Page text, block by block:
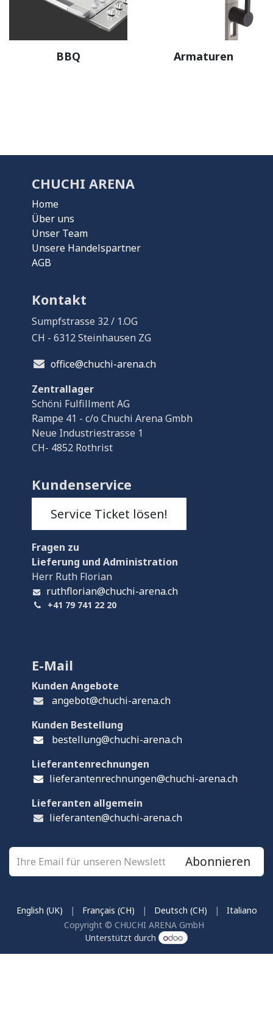
BBQ Armaturen
CHUCHI ARENA
Home
Über uns
Unser Team
Unsere Handelspartner
AGB
Kontakt
Sumpfstrasse 32 / 1.OG
CH - 6312 Steinhausen ZG
office@chuchi-arena.ch
Zentrallager
Schöni Fulfillment AG
Rampe 41 - c/o Chuchi Arena Gmbh
Neue Industriestrasse 1
CH- 4852 Rothrist
Kundenservice
Service Ticket lösen!
Fragen zu
Lieferung und Administration
Herr Ruth Florian
ruthflorian@chuchi-arena.ch
+41 79 741 22 20
E-Mail
Kunden Angebote
angebot@chuchi-arena.ch
Kunden Bestellung
bestellung@chuchi-arena.ch
Lieferantenrechnungen
lieferantenrechnungen@chuchi-arena.ch
Lieferanten allgemein
lieferanten@chuchi-arena.ch
Abonnieren
Copyright © CHUCHI ARENA GmbH
English (UK) | Français (CH) | Deutsch (CH) | Italiano
Unterstützt durch